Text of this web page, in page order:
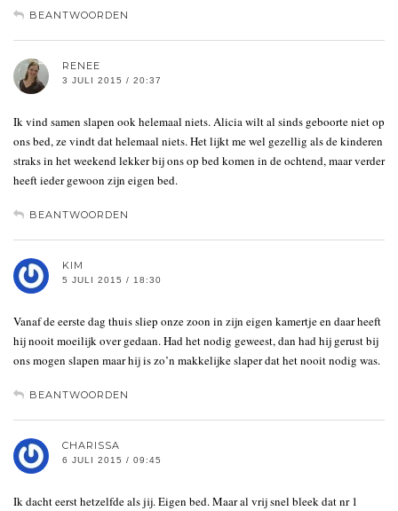
BEANTWOORDEN
RENEE
3 JULI 2015 / 20:37
Ik vind samen slapen ook helemaal niets. Alicia wilt al sinds geboorte niet op
ons bed, ze vindt dat helemaal niets. Het lijkt me wel gezellig als de kinderen
straks in het weekend lekker bij ons op bed komen in de ochtend, maar verder
heeft ieder gewoon zijn eigen bed.
BEANTWOORDEN
KIM
5 JULI 2015 / 18:30
Vanaf de eerste dag thuis sliep onze zoon in zijn eigen kamertje en daar heeft
hij nooit moeilijk over gedaan. Had het nodig geweest, dan had hij gerust bij
ons mogen slapen maar hij is zo’n makkelijke slaper dat het nooit nodig was.
BEANTWOORDEN
CHARISSA
6 JULI 2015 / 09:45
Ik dacht eerst hetzelfde als jij. Eigen bed. Maar al vrij snel bleek dat nr 1